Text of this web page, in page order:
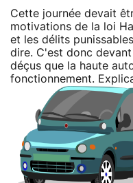
Cette journée devait
motivations de la loi
et les délits
dire. C'est donc
déçus que la haute
fonctionnement.